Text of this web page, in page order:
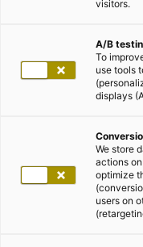
visitors.
A/B
To
use tools
displays
We store
actions
optimize
users on